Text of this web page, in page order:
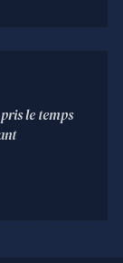
le temps